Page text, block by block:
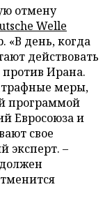
отмену
Welle
«В день, когда
действовать
Ирана.
меры,
программой
Евросоюза и
свое
эксперт. –